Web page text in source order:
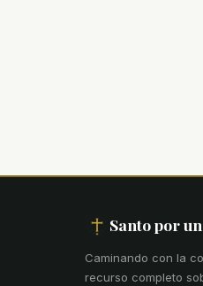
Santo por
Caminando con la
recurso completo